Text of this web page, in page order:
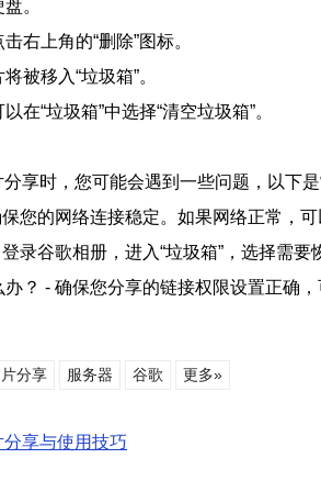
。
右上角的“删除”图标。
被移入“垃圾箱”。
在“垃圾箱”中选择“清空垃圾箱”。
享时，您可能会遇到一些问题，以下
您的网络连接稳定。如果网络正常，
录谷歌相册，进入“垃圾箱”，选择需要
？ - 确保您分享的链接权限设置正确，
分享 服务器 谷歌 更多»
享与使用技巧